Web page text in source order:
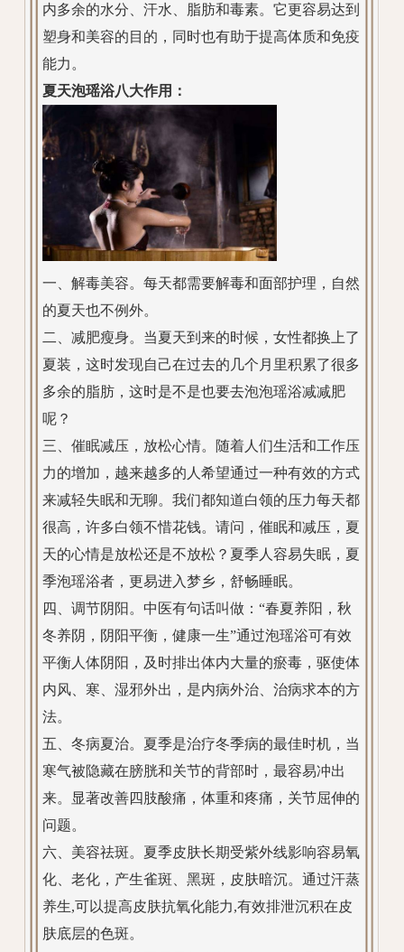
内多余的水分、汗水、脂肪和毒素。它更容易达到
塑身和美容的目的，同时也有助于提高体质和免疫
能力。
夏天泡瑶浴八大作用：
一、解毒美容。每天都需要解毒和面部护理，自然
的夏天也不例外。
二、减肥瘦身。当夏天到来的时候，女性都换上了
夏装，这时发现自己在过去的几个月里积累了很多
多余的脂肪，这时是不是也要去泡泡瑶浴减减肥
呢？
三、催眠减压，放松心情。随着人们生活和工作压
力的增加，越来越多的人希望通过一种有效的方式
来减轻失眠和无聊。我们都知道白领的压力每天都
很高，许多白领不惜花钱。请问，催眠和减压，夏
天的心情是放松还是不放松？夏季人容易失眠，夏
季泡瑶浴者，更易进入梦乡，舒畅睡眠。
四、调节阴阳。中医有句话叫做：“春夏养阳，秋
冬养阴，阴阳平衡，健康一生”通过泡瑶浴可有效
平衡人体阴阳，及时排出体内大量的瘀毒，驱使体
内风、寒、湿邪外出，是内病外治、治病求本的方
法。
五、冬病夏治。夏季是治疗冬季病的最佳时机，当
寒气被隐藏在膀胱和关节的背部时，最容易冲出
来。显著改善四肢酸痛，体重和疼痛，关节屈伸的
问题。
六、美容祛斑。夏季皮肤长期受紫外线影响容易氧
化、老化，产生雀斑、黑斑，皮肤暗沉。通过汗蒸
养生,可以提高皮肤抗氧化能力,有效排泄沉积在皮
肤底层的色斑。